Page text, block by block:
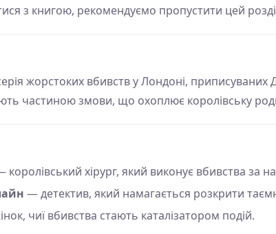
з книгою, рекомендуємо пропустити цей
жорстоких вбивств у Лондоні,
частиною змови, що охоплює королівську
королівський хірург, який виконує вбивства за
— детектив, який намагається розкрити
чиї вбивства стають каталізатором подій.